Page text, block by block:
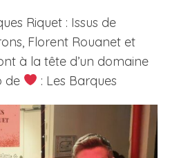
Riquet : Issus de
Florent Rouanet et
à la tête d’un domaine
de
: Les Barques